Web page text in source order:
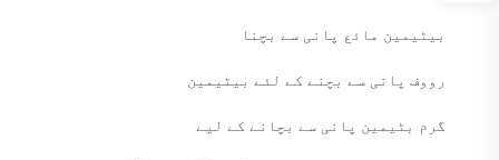
بیٹیمین مائع پانی سے بچنا
رووف پانی سے بچنے کے لئے بیٹیمین
گرم بٹیمین پانی سے بچانے کے لیے